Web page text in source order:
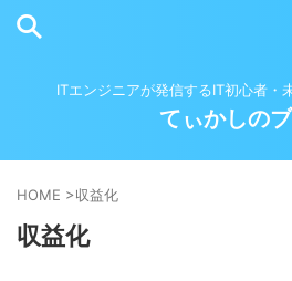
ITエンジニアが発信するIT初心者・
てぃかしの
HOME >収益化
収益化